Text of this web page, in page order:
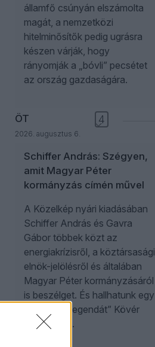
államfő csúnyán elszámolta
magát, a nemzetközi
hitelminősítők pedig ugrásra
készen várják, hogy
rányomják a „bóvli” pecsétet
az ország gazdaságára.
ÖT
2026. augusztus 6.
4
Schiffer András: Szégyen,
amit Magyar Péter
kormányzás címén művel
A Közelkép nyári kiadásában
Schiffer András és Gavra
Gábor többek közt az
energiakrízisről, a köztársasági
elnök-jelölésről és általában
Magyar Péter kormányzásáról
is beszélget. És hallhatunk egy
„több mint legendát” Kövér
Lászlóról is.